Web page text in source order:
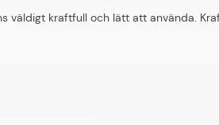
väldigt kraftfull och lätt att använda.